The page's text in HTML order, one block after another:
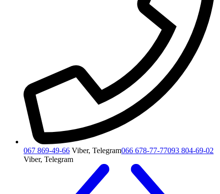
067 869-49-66 Viber, Telegram066 678-77-77093 804-69-02
Viber, Telegram